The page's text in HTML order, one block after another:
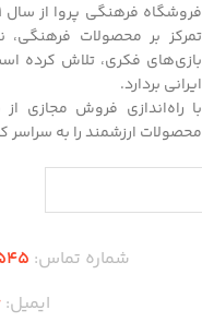
تمرکز بر محصولات فرهنگی،
بازی‌های فکری، تلاش کرده
ایرانی بردارد.
محصولات ارزشمند را به سراسر
شماره تماس:
ایمیل: